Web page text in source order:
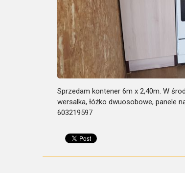
Sprzedam kontener 6m x 2,40m. W
wersalka, łóżko dwuosobowe, panele
603219597